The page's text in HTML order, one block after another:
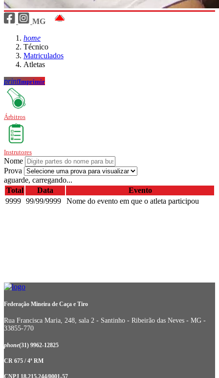
MG
home
Técnico
Matriculados
Atletas
printImprimir
Árbitros
Instrutores
Nome
Prova
aguarde, carregando...
Total
Data
Evento
9999 99/99/9999 Nome do evento em que o atleta participou
Federação Mineira de Caça e Tiro
Rua Francisca Maria, 248, sala 2 - Santinho - Ribeirão das Neves - MG -
33855-770
phone(31) 9962-12825
CR 675 / 4ª RM